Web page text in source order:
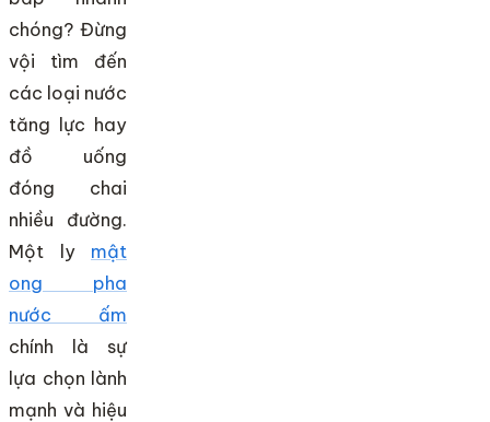
chóng? Đừng
vội tìm đến
các loại nước
tăng lực hay
đồ uống
đóng chai
nhiều đường.
Một ly mật
ong pha
nước ấm
chính là sự
lựa chọn lành
mạnh và hiệu